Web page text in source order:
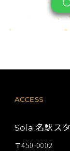
ACCESS
Sola 名駅ス
〒450-0002